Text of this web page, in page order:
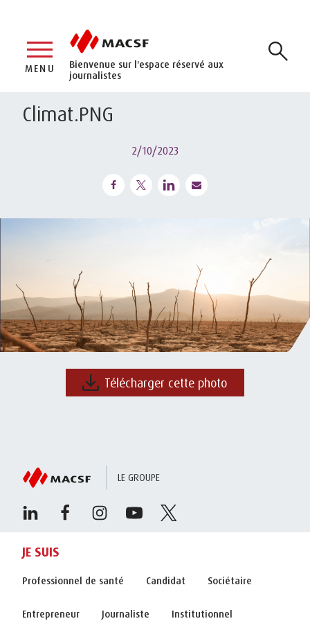
Bienvenue sur l'espace réservé aux
journalistes
MENU
Climat.PNG
2/10/2023
Télécharger cette photo
LE GROUPE
JE SUIS
Professionnel de santé Candidat Sociétaire
Entrepreneur Journaliste Institutionnel